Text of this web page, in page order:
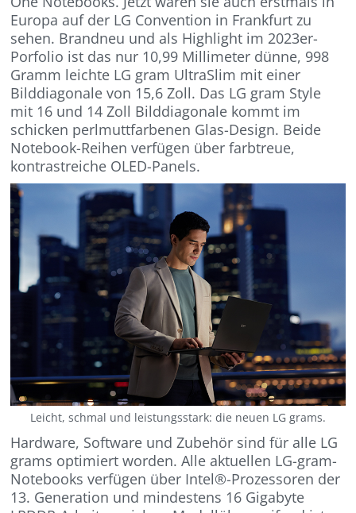
Europa auf der LG Convention in Frankfurt zu
sehen. Brandneu und als Highlight im 2023er-
Porfolio ist das nur 10,99 Millimeter dünne, 998
Gramm leichte LG gram UltraSlim mit einer
Bilddiagonale von 15,6 Zoll. Das LG gram Style
mit 16 und 14 Zoll Bilddiagonale kommt im
schicken perlmuttfarbenen Glas-Design. Beide
Notebook-Reihen verfügen über farbtreue,
kontrastreiche OLED-Panels.
Leicht, schmal und leistungsstark: die neuen LG grams.
Hardware, Software und Zubehör sind für alle LG
grams optimiert worden. Alle aktuellen LG-gram-
Notebooks verfügen über Intel®-Prozessoren der
13. Generation und mindestens 16 Gigabyte